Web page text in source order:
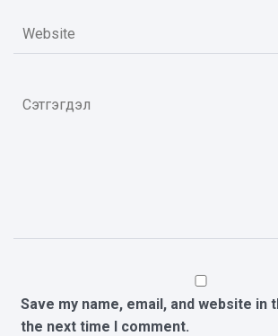
Save my name, email, and website
the next time I comment.